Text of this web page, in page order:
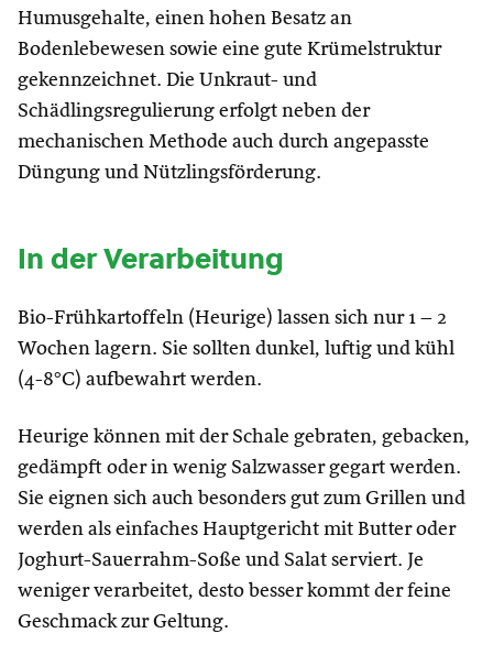
Humusgehalte, einen hohen Besatz an
Bodenlebewesen sowie eine gute Krümelstruktur
gekennzeichnet. Die Unkraut- und
Schädlingsregulierung erfolgt neben der
mechanischen Methode auch durch angepasste
Düngung und Nützlingsförderung.
In der Verarbeitung
Bio-Frühkartoffeln (Heurige) lassen sich nur 1 – 2
Wochen lagern. Sie sollten dunkel, luftig und kühl
(4-8°C) aufbewahrt werden.
Heurige können mit der Schale gebraten, gebacken,
gedämpft oder in wenig Salzwasser gegart werden.
Sie eignen sich auch besonders gut zum Grillen und
werden als einfaches Hauptgericht mit Butter oder
Joghurt-Sauerrahm-Soße und Salat serviert. Je
weniger verarbeitet, desto besser kommt der feine
Geschmack zur Geltung.